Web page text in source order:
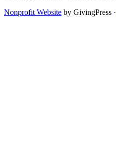
Nonprofit Website by GivingPress ·